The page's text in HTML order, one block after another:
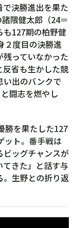
決勝進出を果た
隈健太郎（24＝
127期の柏野健
２度目の決勝進
っていなかった
省も生かした競
い出のバンクで
闘志を燃やし
勝を果たした127
ト。番手戦は
ビッグチャンスが
きた」と話す与
。生野との折り返